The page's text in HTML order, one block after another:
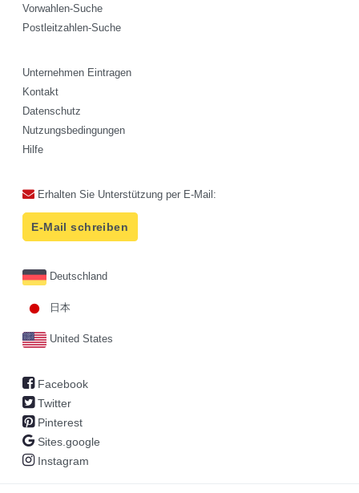
Vorwahlen-Suche
Postleitzahlen-Suche
Unternehmen Eintragen
Kontakt
Datenschutz
Nutzungsbedingungen
Hilfe
Erhalten Sie Unterstützung per E-Mail:
E-Mail schreiben
Deutschland
日本
United States
Facebook
Twitter
Pinterest
Sites.google
Instagram